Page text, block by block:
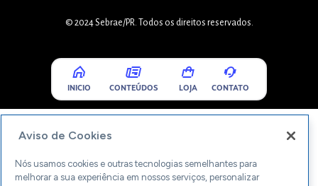
© 2024 Sebrae/PR. Todos os direitos reservados.
INICIO CONTEÚDOS LOJA CONTATO
Aviso de Cookies
Nós usamos cookies e outras tecnologias semelhantes para
melhorar a sua experiência em nossos serviços, personalizar